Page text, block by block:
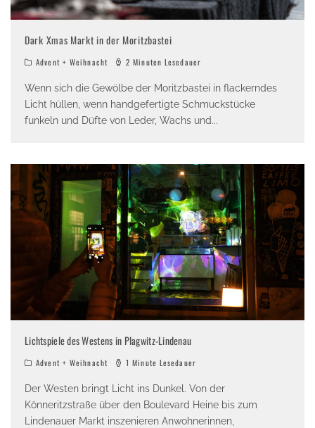
Dark Xmas Markt in der Moritzbastei
Advent + Weihnacht 2 Minuten Lesedauer
Wenn sich die Gewölbe der Moritzbastei in flackerndes
Licht hüllen, wenn handgefertigte Schmuckstücke
funkeln und Düfte von Leder, Wachs und...
Lichtspiele des Westens in Plagwitz-Lindenau
Advent + Weihnacht 1 Minute Lesedauer
Der Westen bringt Licht ins Dunkel. Von der
Könneritzstraße über den Boulevard Heine bis zum
Lindenauer Markt inszenieren Anwohnerinnen,